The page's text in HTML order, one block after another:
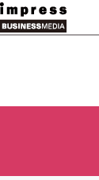
メ
イ